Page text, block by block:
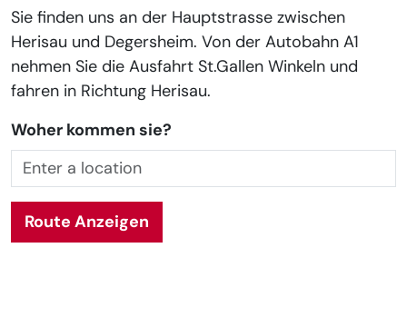
Sie finden uns an der Hauptstrasse zwischen
Herisau und Degersheim. Von der Autobahn A1
nehmen Sie die Ausfahrt St.Gallen Winkeln und
fahren in Richtung Herisau.
Woher kommen sie?
Route Anzeigen